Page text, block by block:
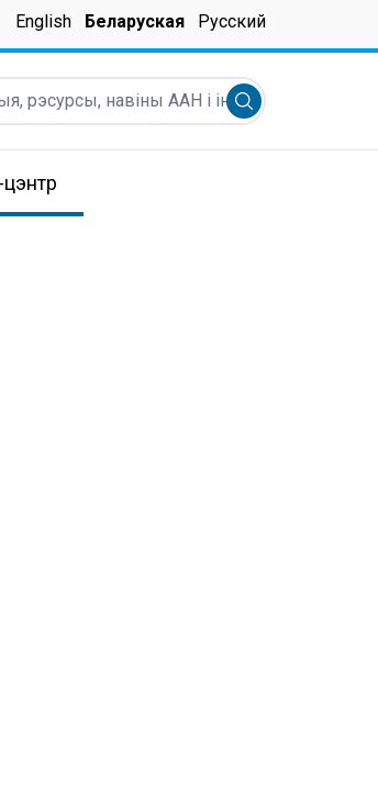
English Беларуская Русский
рэсурсы, навіны ААН і інш.
Submit search